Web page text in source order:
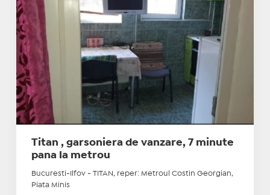
Titan , garsoniera de vanzare, 7 minute
pana la metrou
Bucuresti-Ilfov - TITAN, reper: Metroul Costin Georgian,
Piata Minis